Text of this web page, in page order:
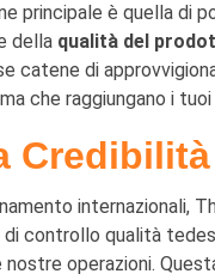
principale è quella di
della qualità del
catene di
che raggiungano i
Credibilità
internazionali,
di controllo qualità
operazioni.